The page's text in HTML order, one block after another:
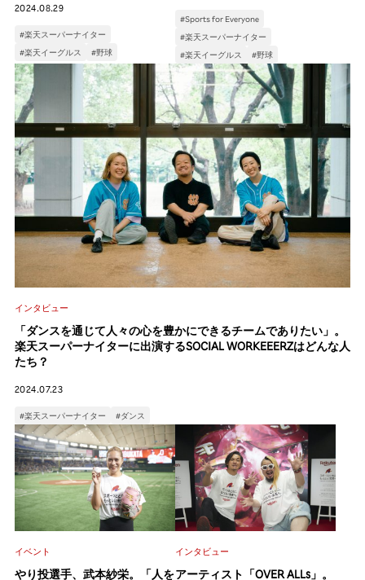
2024.08.29
#楽天スーパーナイター
#楽天イーグルス
#野球
#Sports for Everyone
#楽天スーパーナイター
#楽天イーグルス
#野球
インタビュー
「ダンスを通じて人々の心を豊かにできるチームでありたい」。
楽天スーパーナイターに出演するSOCIAL WORKEEERZはどんな人
たち？
2024.07.23
#楽天スーパーナイター #ダンス
イベント
やり投選手、武本紗栄。「人を
インタビュー
アーティスト「OVER ALLs」。